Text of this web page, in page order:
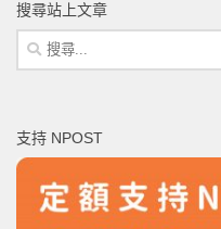
搜尋站上文章
搜
尋
字:
支持 NPOST